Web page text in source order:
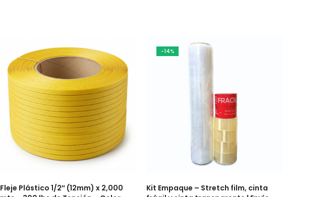
Fleje Plástico 1/2″ (12mm) x 2,000
-14%
Kit Empaque – Stretch film, cinta